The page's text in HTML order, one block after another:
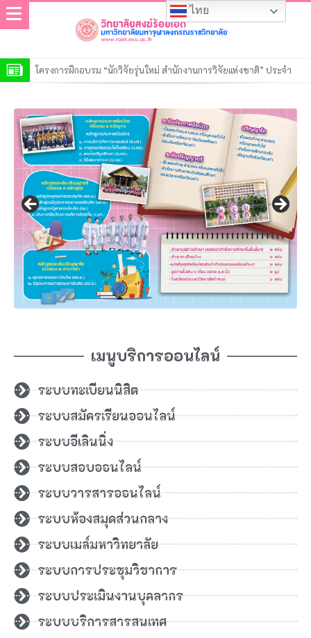
โครงการฝึกอบรม “นักวิจัยรุ่นใหม่ สำนักงานการวิจัยแห่งชาติ” ประจำ
ของสำนักงานตรวจสอบภายใน ประจำปี ๒๕๖๙
ประกาศวิทยาลัยสงฆ์ร้อยเอ็ด มหาวิทยาลัยมหาจุฬาลงกรณราชวิทยาลัย
เรื่อง รายชื่อผู้มีสิทธิ์เข้าศึกษาต่อหลักสูตรรัฐประศาสนศาสตรมหาบัณฑิต
สาขาวิชารัฐประศาสนศาสตร์ รอบที่ ๒ ประจำปีการศึกษา ๒๕๖๙
ประกาศวิทยาลัยสงฆ์ร้อยเอ็ด มหาวิทยาลัยมหาจุฬาลงกรณราชวิทยาลัย
เรื่อง รายชื่อผู้มีสิทธิ์เข้าศึกษาต่อหลักสูตรพุทธศาสตรดุษฎีบัณฑิต สาขา
วิชาพระพุทธศาสนา รอบที่ ๒ ประจำปีการศึกษา ๒๕๖๙
ประกาศวิทยาลัยสงฆ์ร้อยเอ็ด มหาวิทยาลัยมหาจุฬาลงกรณราชวิทยาลัย
เรื่อง รายชื่อผู้มีสิทธิ์เข้าศึกษาต่อหลักสูตรพุทธศาสตรมหาบัณฑิต สาขา
วิชาพระพุทธศาสนา รอบที่ ๒ ประจำปีการศึกษา ๒๕๖๙
ประกาศวิทยาลัยสงฆ์ร้อยเอ็ด มหาวิทยาลัยมหาจุฬาลงกรณราชวิทยาลัย
เรื่อง รายชื่อผู้มีสิทธิ์เข้าศึกษาต่อหลักสูตรครุศาสตรมหาบัณฑิต สาขา
วิชาการบริหารการศึกษา รอบที่ ๒ ประจำปีการศึกษา ๒๕๖๙
ประกาศวิทยาลัยสงฆ์ร้อยเอ็ด มหาวิทยาลัยมหาจุฬาลงกรณราชวิทยาลัย
เรื่อง รายชื่อผู้มีสิทธิ์เข้าศึกษาต่อหลักสูตรระดับปริญญาตรีรอบที่ ๒ ประจำ
ปีการศึกษา ๒๕๖๙
ประกาศวิทยาลัยสงฆ์ร้อยเอ็ด มหาวิทยาลัยมหาจุฬาลงกรณราชวิทยาลัย
เรื่อง รายชื่อผู้มีสิทธิ์เข้าศึกษาต่อหลักสูตรระดับประกาศนียบัตร รอบที่ ๒
ประจำปีการศึกษา ๒๕๖๙
ประกาศมหาวิทยาลัยมหาจุฬาลงกรณราชวิทยาลัย เรื่อง ประกาศผู้ชนะ
การเสนอราคา ประกวดราคาจ้างก่อสร้างปรับปรุงอาคารเรียน วิทยาลัย
สงฆ์ร้อยเอ็ด ตำบลนิเวศน์ อำเภอธวัชบุรี จังหวัดร้อยเอ็ด ๑ งาน ด้วยวิธี
เมนูบริการออนไลน์
ระบบทะเบียนนิสิต
ระบบสมัครเรียนออนไลน์
ระบบอีเลินนิ่ง
ระบบสอบออนไลน์
ระบบวารสารออนไลน์
ระบบห้องสมุดส่วนกลาง
ระบบเมล์มหาวิทยาลัย
ระบบการประชุมวิชาการ
ระบบประเมินงานบุคลากร
ระบบบริการสารสนเทศ
ไทย